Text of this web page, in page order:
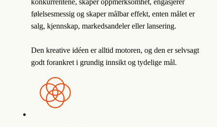
følelsesmessig og skaper målbar effekt, enten målet er
salg, kjennskap, markedsandeler eller lansering.
Den kreative idéen er alltid motoren, og den er selvsagt
godt forankret i grundig innsikt og tydelige mål.